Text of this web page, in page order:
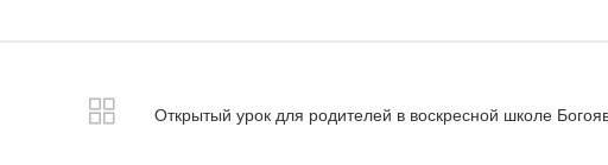
Открытый урок для родителей в воскресной школе